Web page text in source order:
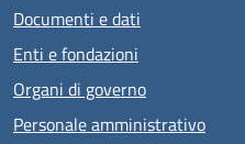
Documenti e dati
Enti e fondazioni
Organi di governo
Personale amministrativo